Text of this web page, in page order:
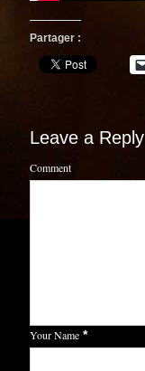
Partager :
Leave a Reply
Comment
Your Name *